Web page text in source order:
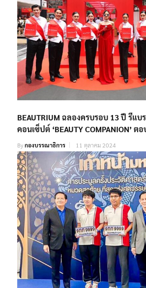
BEAUTRIUM ฉลองครบรอบ 13 ปี รีแ
คอนเซ็ปต์ ‘BEAUTY COMPANION’
Byกองบรรณาธิการ 11 ตุลาคม 2024